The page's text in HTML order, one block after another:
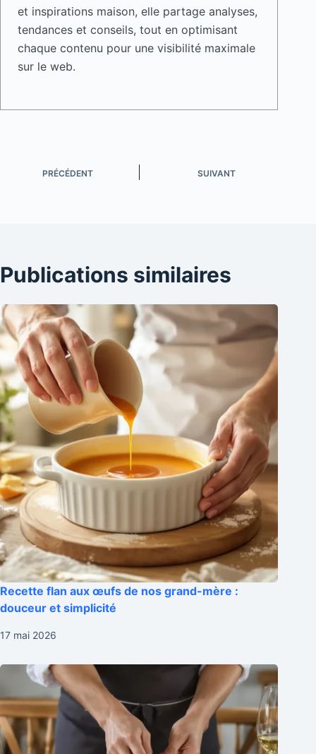
et inspirations maison, elle partage analyses,
tendances et conseils, tout en optimisant
chaque contenu pour une visibilité maximale
sur le web.
PRÉCÉDENT SUIVANT
Publications similaires
Recette flan aux œufs de nos grand-mère :
douceur et simplicité
17 mai 2026